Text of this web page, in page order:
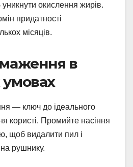
окислення жирів.
придатності
місяців.
в
— ключ до ідеального
користі. Промийте насіння
щоб видалити пил і
рушнику.